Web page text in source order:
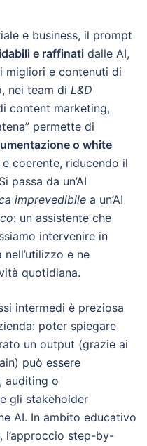
e business, il prompt
e raffinati dalle AI,
migliori e contenuti di
nei team di L&D
content marketing,
permette di
o white
coerente, riducendo il
passa da un’AI
imprevedibile a un’AI
: un assistente che
intervenire in
e ne
quotidiana.
intermedi è preziosa
poter spiegare
un output (grazie ai
può essere
auditing o
gli stakeholder
AI. In ambito educativo
step-by-